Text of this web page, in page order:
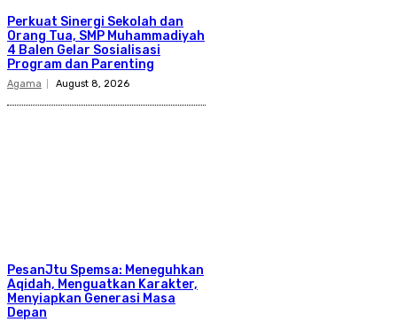
Perkuat Sinergi Sekolah dan
Orang Tua, SMP Muhammadiyah
4 Balen Gelar Sosialisasi
Program dan Parenting
Agama August 8, 2026
PesanJtu Spemsa: Meneguhkan
Aqidah, Menguatkan Karakter,
Menyiapkan Generasi Masa
Depan